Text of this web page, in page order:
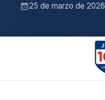
25 de marzo de 2026